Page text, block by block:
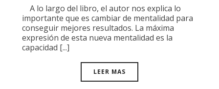
A lo largo del libro, el autor nos explica lo
importante que es cambiar de mentalidad para
conseguir mejores resultados. La máxima
expresión de esta nueva mentalidad es la
capacidad [...]
LEER MAS